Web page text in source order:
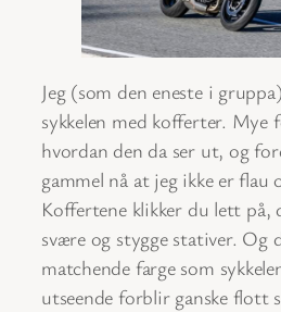
Jeg (som den eneste i
sykkelen med kofferter. Mye
hvordan den da ser ut, og
gammel nå at jeg ikke er flau
Koffertene klikker du lett på,
svære og stygge stativer. Og
matchende farge som
utseende forblir ganske flott